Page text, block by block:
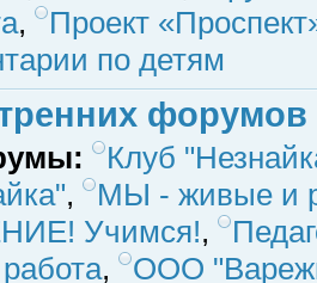
,
Проект
по детям
форумов
Клуб
,
МЫ - живые и
Учимся!,
,
ООО